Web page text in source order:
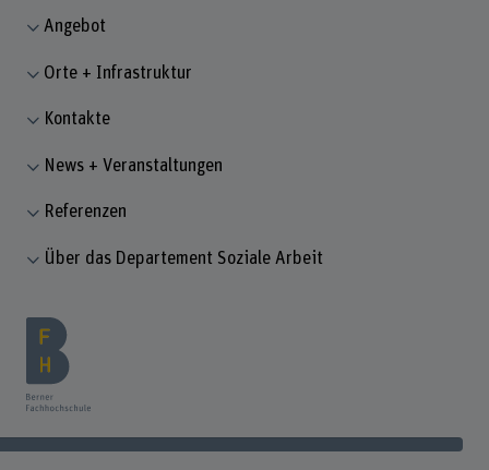
Angebot
Orte + Infrastruktur
Kontakte
News + Veranstaltungen
Referenzen
Über das Departement Soziale Arbeit